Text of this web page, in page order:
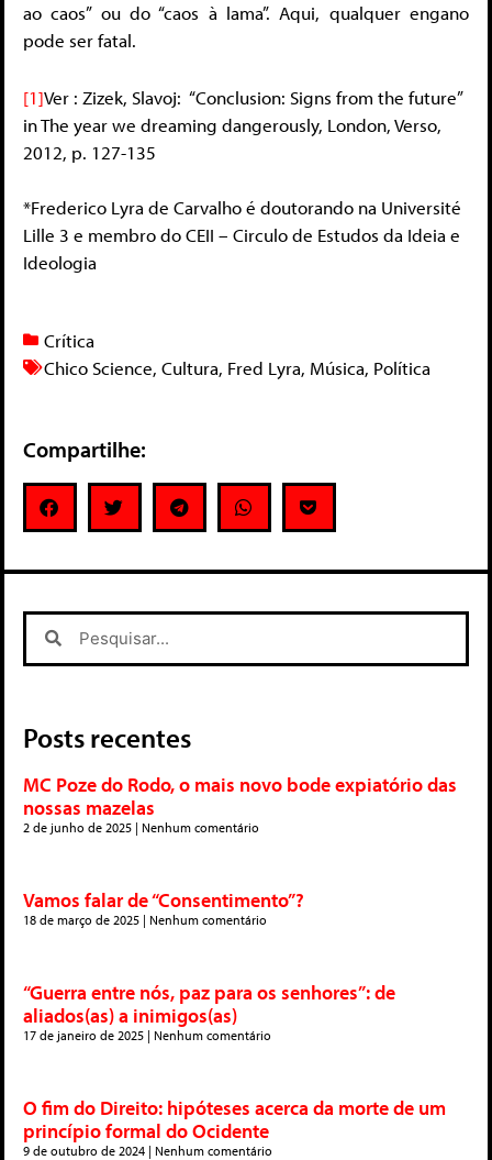
ao caos” ou do “caos à lama”. Aqui, qualquer engano
pode ser fatal.
[1]Ver : Zizek, Slavoj: “Conclusion: Signs from the future”
in The year we dreaming dangerously, London, Verso,
2012, p. 127-135
*Frederico Lyra de Carvalho é doutorando na Université
Lille 3 e membro do CEII – Circulo de Estudos da Ideia e
Ideologia
Crítica
Chico Science, Cultura, Fred Lyra, Música, Política
Compartilhe:
Posts recentes
MC Poze do Rodo, o mais novo bode expiatório das
nossas mazelas
2 de junho de 2025 Nenhum comentário
Vamos falar de “Consentimento”?
18 de março de 2025 Nenhum comentário
“Guerra entre nós, paz para os senhores”: de
aliados(as) a inimigos(as)
17 de janeiro de 2025 Nenhum comentário
O fim do Direito: hipóteses acerca da morte de um
princípio formal do Ocidente
9 de outubro de 2024 Nenhum comentário